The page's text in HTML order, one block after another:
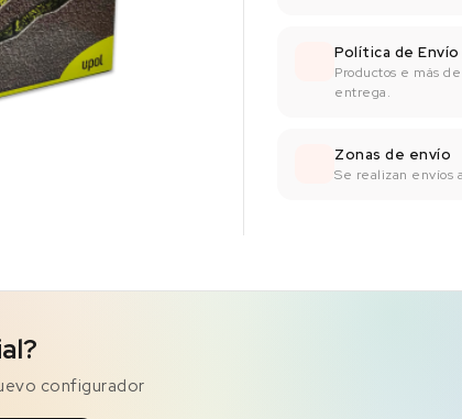
Política de
Productos e más
entrega.
Zonas de envío
Se realizan envíos
configurador